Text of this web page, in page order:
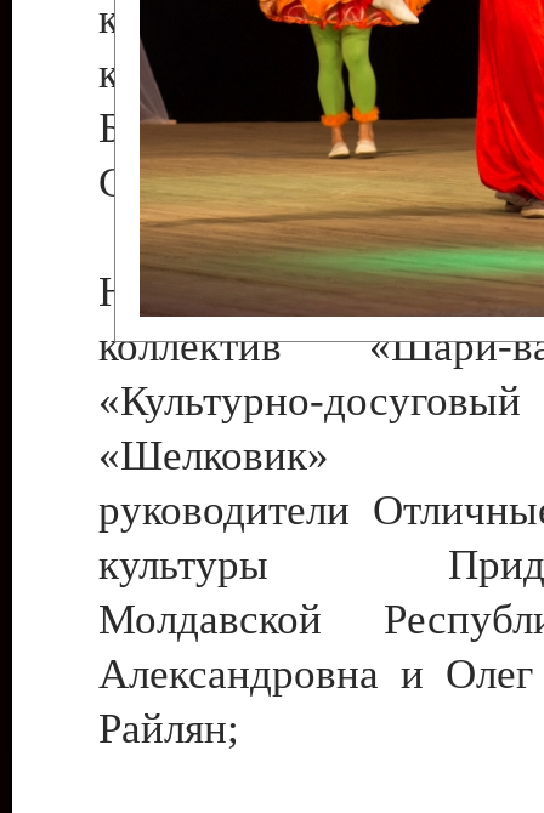
коллектив
культуры с.
Бендеры ,
Светлана Георгиевна
Народный цирковой
коллектив
«Культурно-
«Шелковик»
руководители
культуры
Молдавской
Александровна и
Райлян;